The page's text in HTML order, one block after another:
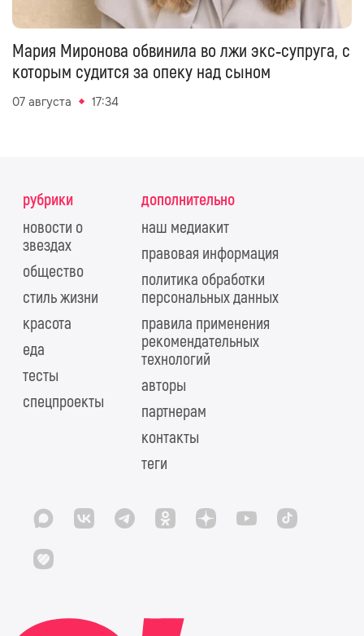
Мария Миронова обвинила во лжи экс‑супруга, с
которым судится за опеку над сыном
07 августа 17:34
рубрики
новости о
звездах
общество
стиль жизни
красота
еда
тесты
спецпроекты
дополнительно
наш медиакит
правовая информация
политика обработки
персональных данных
правила применения
рекомендательных
технологий
авторы
партнерам
контакты
теги